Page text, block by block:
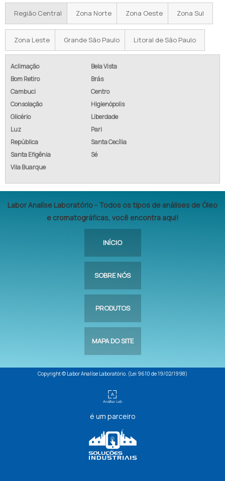
Região Central Zona Norte Zona Oeste Zona Sul
Zona Leste Grande São Paulo Litoral de São Paulo
Aclimação
Bela Vista
Bom Retiro
Brás
Cambuci
Centro
Consolação
Higienópolis
Glicério
Liberdade
Luz
Pari
República
Santa Cecília
Santa Efigênia
Sé
Vila Buarque
Labor Analíse Laboratório - Todos os tipos de análises de Óleo
e cromatográficas, você encontra aqui!
INÍCIO
SOBRE NÓS
PRODUTOS
MAPA DO SITE
Copyright © Labor Analíse Laboratório. (Lei 9610 de 19/02/1998)
é um parceiro